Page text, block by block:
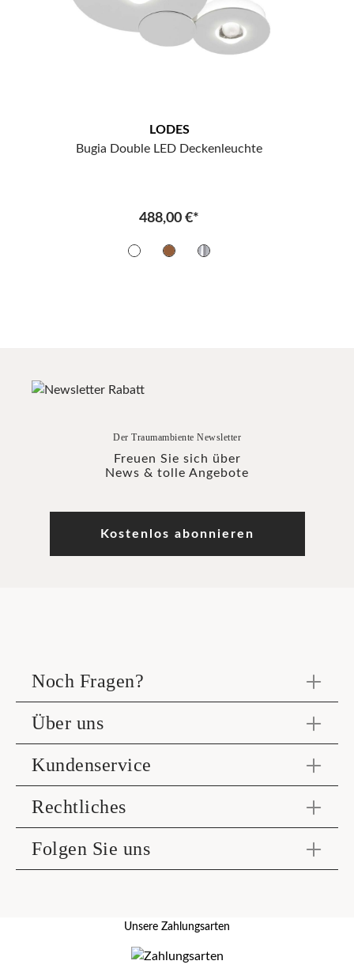
LODES
Bugia Double LED Deckenleuchte
488,00 €*
Der Traumambiente Newsletter
Freuen Sie sich über
News & tolle Angebote
Kostenlos abonnieren
Noch Fragen?
Über uns
Kundenservice
Rechtliches
Folgen Sie uns
Unsere Zahlungsarten